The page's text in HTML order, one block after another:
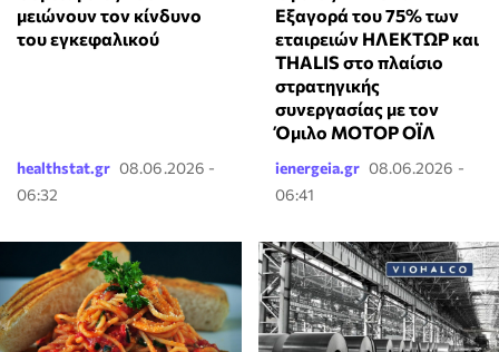
μειώνουν τον κίνδυνο
του εγκεφαλικού
healthstat.gr 08.06.2026 -
06:32
Εξαγορά του 75% των
εταιρειών ΗΛΕΚΤΩΡ και
THALIS στο πλαίσιο
στρατηγικής
συνεργασίας με τον
Όμιλο ΜΟΤΟΡ ΟΪΛ
ienergeia.gr 08.06.2026 -
06:41